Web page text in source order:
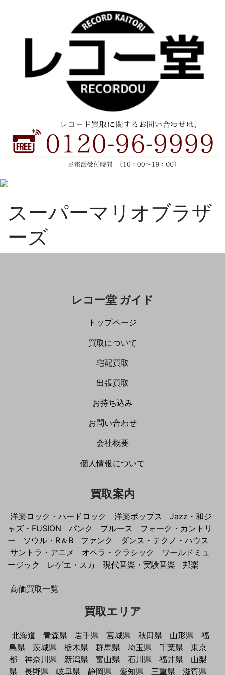
スーパーマリオブラザ
ーズ
レコー堂 ガイド
トップページ
買取について
宅配買取
出張買取
お持ち込み
お問い合わせ
会社概要
個人情報について
買取案内
洋楽ロック・ハードロック 洋楽ポップス
Jazz・和ジ
ャズ・FUSION
パンク ブルース
フォーク・カントリ
ー
ソウル・R＆B ファンク
ダンス・テクノ・ハウス
サントラ・アニメ
オペラ・クラシック
ワールドミュ
ージック
レゲエ・スカ 現代音楽・実験音楽 邦楽
高価買取一覧
買取エリア
北海道 青森県 岩手県 宮城県 秋田県 山形県
福
島県
茨城県 栃木県 群馬県 埼玉県 千葉県
東京
都
神奈川県 新潟県 富山県 石川県 福井県
山梨
県
長野県 岐阜県 静岡県 愛知県 三重県 滋賀県